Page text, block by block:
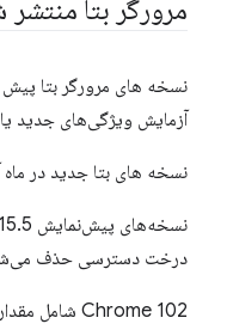
مرورگر بتا
نسخه های مرورگر بتا پیش
آزمایش ویژگی‌های جدید
نسخه های بتا جدید در ماه
نسخه‌های پیش‌نمایش Chrome 102، Safari 15.5 و Firefox شامل
درخت دسترسی حذف
Chrome 102 شامل مقدار جدید تا زمانی که برای ویژگی